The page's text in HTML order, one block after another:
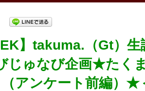
】takuma.（Gt）
じゅなび企画★たく
アンケート前編）★